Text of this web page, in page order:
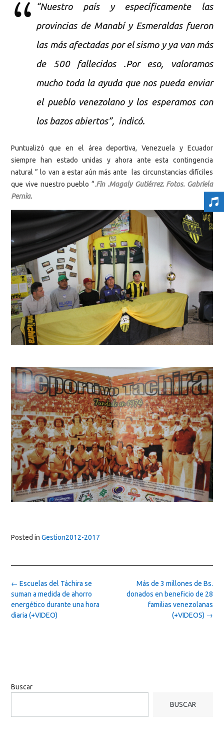
“Nuestro país y específicamente las
provincias de Manabí y Esmeraldas fueron
las más afectadas por el sismo y ya van más
de 500 fallecidos .Por eso, valoramos
mucho toda la ayuda que nos pueda enviar
el pueblo venezolano y los esperamos con
los bazos abiertos”, indicó.
Puntualizó que en el área deportiva, Venezuela y Ecuador
siempre han estado unidas y ahora ante esta contingencia
natural ” lo van a estar aún más ante las circunstancias difíciles
que vive nuestro pueblo “.Fin .Magaly Gutiérrez. Fotos. Gabriela
Pernìa.
Posted in Gestion2012-2017
Post
navigation
Más de 3 millones de Bs.
donados en beneficio de 28
familias venezolanas
(+VIDEOS) →
← Escuelas del Táchira se
suman a medida de ahorro
energético durante una hora
diaria (+VIDEO)
Buscar
BUSCAR